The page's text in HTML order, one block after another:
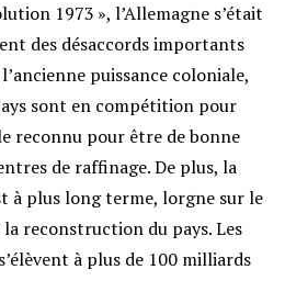
1973 », l’Allemagne s’était
des désaccords importants
puissance coloniale,
sont en compétition pour
reconnu pour être de bonne
de raffinage. De plus, la
à plus long terme, lorgne sur le
reconstruction du pays. Les
à plus de 100 milliards